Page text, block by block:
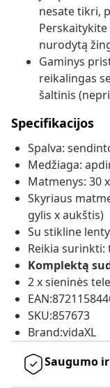
nesate tikri,
nurodytą
Gaminys
reikalingas
šaltinis
Specifikacijos
Spalva:
Medžiaga:
Matmenys: 30
Skyriaus
gylis x aukštis)
Su stikline
Reikia surinkti:
Komplektą
2 x sieninės
SKU:857673
Brand:vidaXL
Saugumo